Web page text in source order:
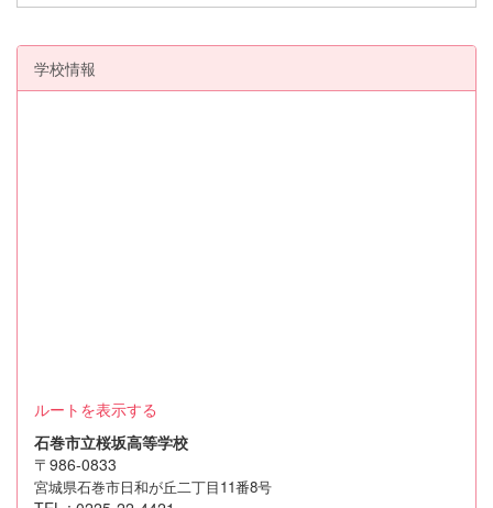
学校情報
ルートを表示する
石巻市立桜坂高等学校
〒986-0833
宮城県石巻市日和が丘二丁目11番8号